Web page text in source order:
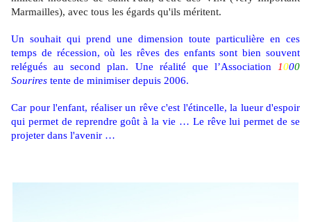
Marmailles), avec tous les égards qu'ils méritent.
Un souhait qui prend une dimension toute particulière en ces
temps de récession, où les rêves des enfants sont bien souvent
relégués au second plan. Une réalité que l’Association 1000
Sourires tente de minimiser depuis 2006.
Car pour l'enfant, réaliser un rêve c'est l'étincelle, la lueur d'espoir
qui permet de reprendre goût à la vie … Le rêve lui permet de se
projeter dans l'avenir …